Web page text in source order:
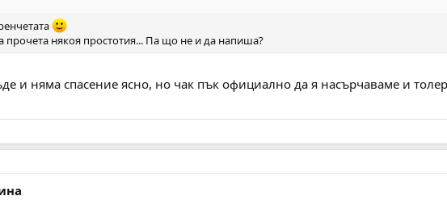
прочета някоя простотия... Па що не и да напиша?
и няма спасение ясно, но чак пък официално да я насърчаваме и